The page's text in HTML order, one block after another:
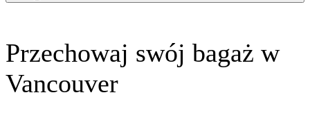
Przechowaj swój bagaż w
Vancouver